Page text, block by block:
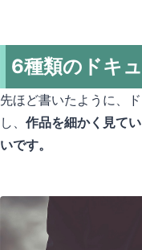
6種類のドキ
先ほど書いたように、
し、 作品を細かく見て
いです。